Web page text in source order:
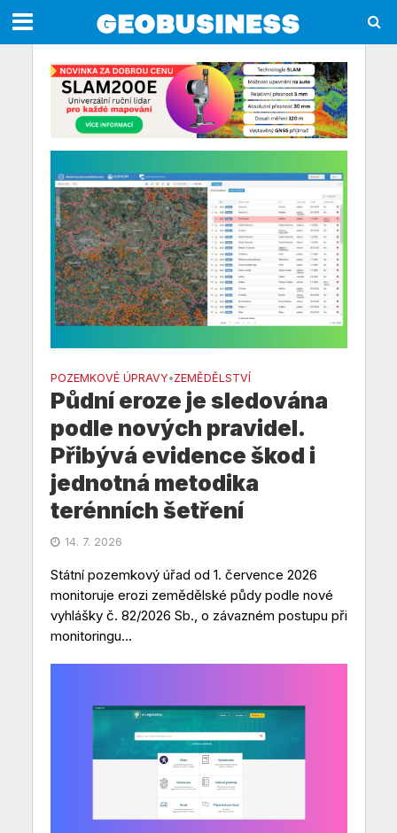
POZEMKOVÉ ÚPRAVY•ZEMĚDĚLSTVÍ
Půdní eroze je sledována
podle nových pravidel.
Přibývá evidence škod i
jednotná metodika
terénních šetření
14. 7. 2026
Státní pozemkový úřad od 1. července 2026
monitoruje erozi zemědělské půdy podle nové
vyhlášky č. 82/2026 Sb., o závazném postupu při
monitoringu...